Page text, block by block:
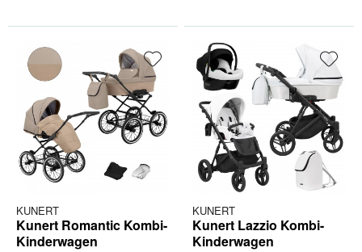
KUNERT
Kunert Romantic Kombi-
Kinderwagen
KUNERT
Kunert Lazzio Kombi-
Kinderwagen